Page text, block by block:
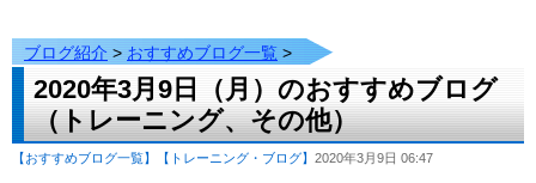
ブログ紹介 > おすすめブログ一覧 >
2020年3月9日（月）のおすすめブログ
（トレーニング、その他）
【おすすめブログ一覧】 【トレーニング・ブログ】 2020年3月9日 06:47